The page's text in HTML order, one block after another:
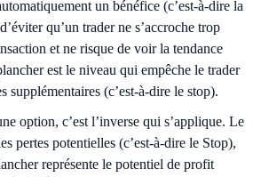
un bénéfice (c’est-à-dire la
qu’un trader ne s’accroche trop
et ne risque de voir la tendance
est le niveau qui empêche le trader
supplémentaires (c’est-à-dire le stop).
option, c’est l’inverse qui s’applique. Le
pertes potentielles (c’est-à-dire le Stop),
représente le potentiel de profit